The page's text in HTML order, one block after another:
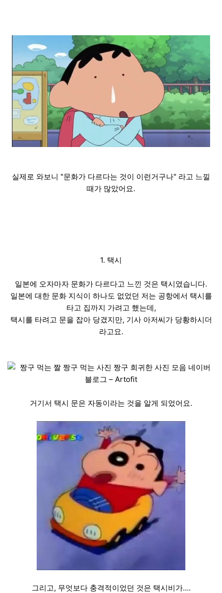
실제로 와보니 "문화가 다르다는 것이 이런거구나" 라고 느낄
때가 많았어요.
1. 택시
일본에 오자마자 문화가 다르다고 느낀 것은 택시였습니다.
일본에 대한 문화 지식이 하나도 없었던 저는 공항에서 택시를
타고 집까지 가려고 했는데,
택시를 타려고 문을 잡아 당겼지만, 기사 아저씨가 당황하시더
라고요.
거기서 택시 문은 자동이라는 것을 알게 되었어요.
그리고, 무엇보다 충격적이었던 것은 택시비가....